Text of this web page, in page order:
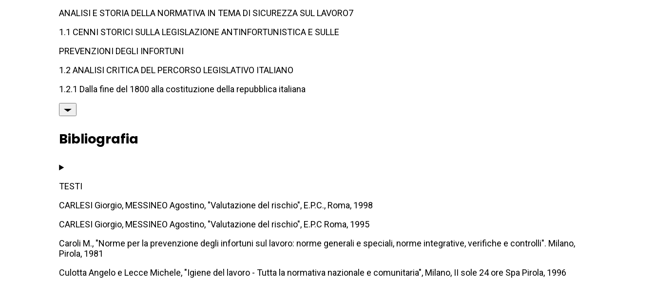
ANALISI E STORIA DELLA NORMATIVA IN TEMA DI SICUREZZA SUL LAVORO7
1.1 CENNI STORICI SULLA LEGISLAZIONE ANTINFORTUNISTICA E SULLE
PREVENZIONI DEGLI INFORTUNI
1.2 ANALISI CRITICA DEL PERCORSO LEGISLATIVO ITALIANO
1.2.1 Dalla fine del 1800 alla costituzione della repubblica italiana
Bibliografia
TESTI
CARLESI Giorgio, MESSINEO Agostino, "Valutazione del rischio", E.P.C., Roma, 1998
CARLESI Giorgio, MESSINEO Agostino, "Valutazione del rischio", E.P.C Roma, 1995
Caroli M., "Norme per la prevenzione degli infortuni sul lavoro: norme generali e speciali, norme integrative, verifiche e controlli". Milano,
Pirola, 1981
Culotta Angelo e Lecce Michele, "Igiene del lavoro - Tutta la normativa nazionale e comunitaria", Milano, II sole 24 ore Spa Pirola, 1996